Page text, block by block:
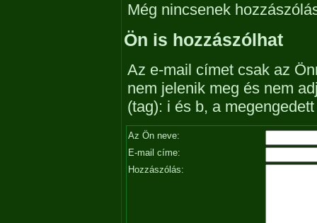
Még nincsenek
Ön is hozzászólhat
Az e-mail címet csak az
nem jelenik meg és nem
(tag): i és b, a
Az Ön neve:
E-mail címe:
Hozzászólás: